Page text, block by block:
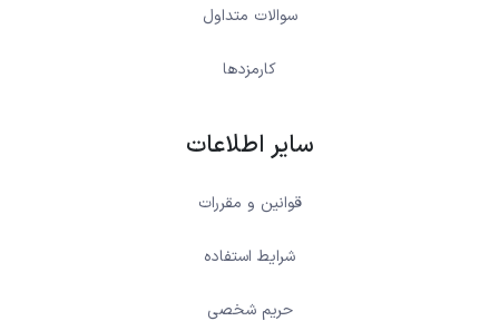
سوالات متداول
کارمزدها
سایر اطلاعات
قوانین و مقررات
شرایط استفاده
حریم شخصی